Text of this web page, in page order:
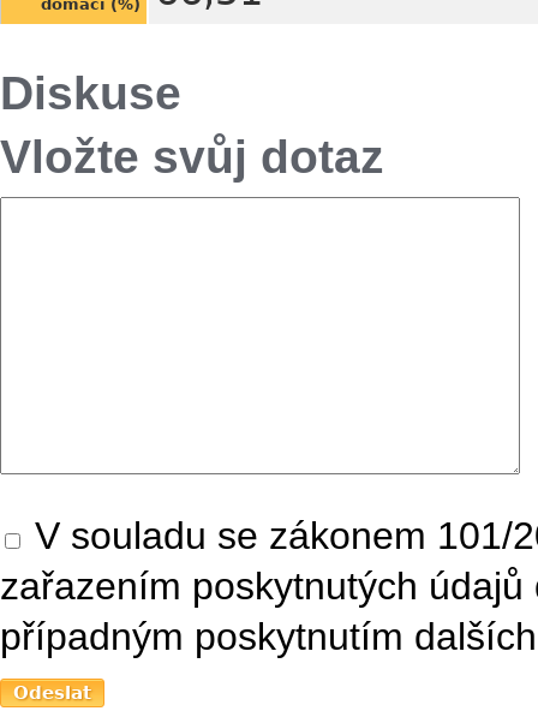
domácí (%)
Diskuse
Vložte svůj dotaz
V souladu se zákonem 101/
zařazením poskytnutých
případným poskytnutím